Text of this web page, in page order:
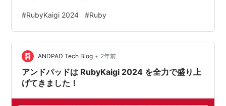
るものが多いように感じました。全部面白かったのでど
の感想コメントにも「面白かったです」というのがつい
ていると思ってください。 (参加していなかった時間帯も
あります) 1日目(5/15) Writing Weird Code -
RubyKaigi…
#RubyKaigi 2024 #Ruby
ANDPAD Tech Blog • 2年前
アンドパッドは RubyKaigi 2024 を全力で盛り上
げてきました！